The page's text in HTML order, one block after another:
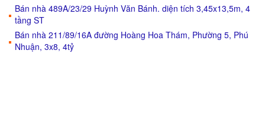
Bán nhà 489A/23/29 Huỳnh Văn Bánh. diện tích 3,45x13,5m, 4
tầng ST
Bán nhà 211/89/16A đường Hoàng Hoa Thám, Phường 5, Phú
Nhuận, 3x8, 4tỷ